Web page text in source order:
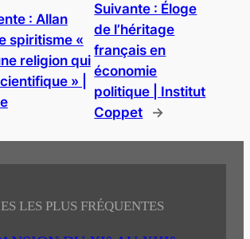
: Allan
spiritisme «
religion qui
» |
Suivante : Éloge
de l’héritage
français en
économie
politique | Institut
Coppet
→
LES PLUS FRÉQUENTES